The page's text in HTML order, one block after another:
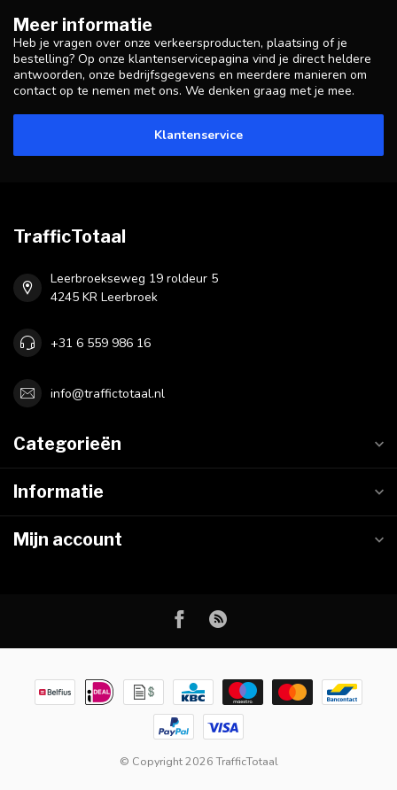
Meer informatie
Heb je vragen over onze verkeersproducten, plaatsing of je
bestelling? Op onze klantenservicepagina vind je direct heldere
antwoorden, onze bedrijfsgegevens en meerdere manieren om
contact op te nemen met ons. We denken graag met je mee.
Klantenservice
TrafficTotaal
Leerbroekseweg 19 roldeur 5
4245 KR Leerbroek
+31 6 559 986 16
info@traffictotaal.nl
Categorieën
Informatie
Mijn account
© Copyright 2026 TrafficTotaal